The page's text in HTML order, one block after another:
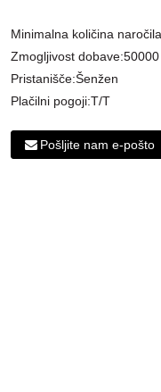
Minimalna količina
Zmogljivost dobave:
Pristanišče:Šenžen
Plačilni pogoji:T/T
Pošljite nam e-pošto